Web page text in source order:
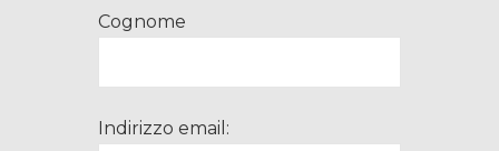
Cognome
Indirizzo email: